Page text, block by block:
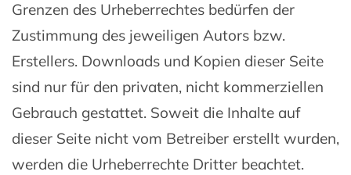
Grenzen des Urheberrechtes bedürfen der
Zustimmung des jeweiligen Autors bzw.
Erstellers. Downloads und Kopien dieser Seite
sind nur für den privaten, nicht kommerziellen
Gebrauch gestattet. Soweit die Inhalte auf
dieser Seite nicht vom Betreiber erstellt wurden,
werden die Urheberrechte Dritter beachtet.